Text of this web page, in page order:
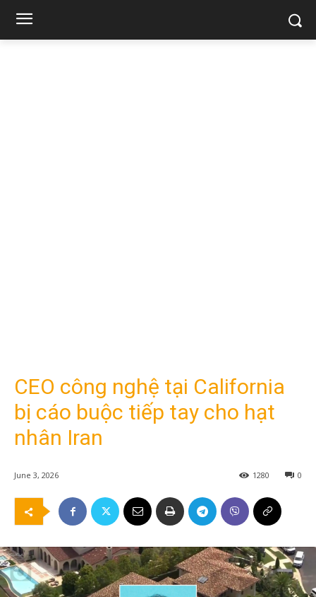
CEO công nghệ tại California
bị cáo buộc tiếp tay cho hạt
nhân Iran
June 3, 2026 0
1280